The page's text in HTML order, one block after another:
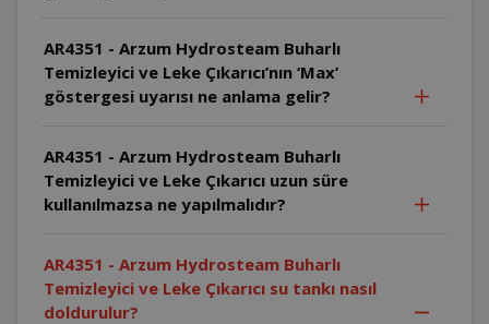
AR4351 - Arzum Hydrosteam Buharlı
Temizleyici ve Leke Çıkarıcı’nın ‘Max’
göstergesi uyarısı ne anlama gelir?
AR4351 - Arzum Hydrosteam Buharlı
Temizleyici ve Leke Çıkarıcı uzun süre
kullanılmazsa ne yapılmalıdır?
AR4351 - Arzum Hydrosteam Buharlı
Temizleyici ve Leke Çıkarıcı su tankı nasıl
doldurulur?